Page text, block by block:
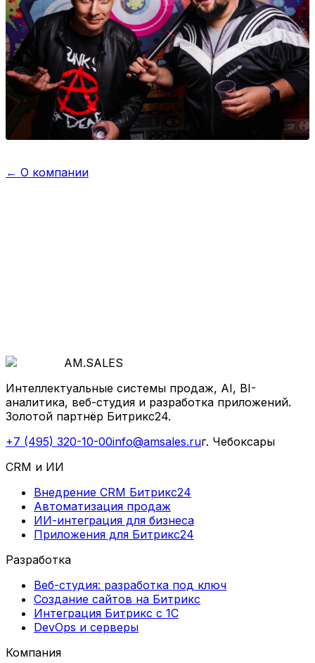
← О компании
AM.SALES
Интеллектуальные системы продаж, AI, BI-
аналитика, веб-студия и разработка приложений.
Золотой партнёр Битрикс24.
+7 (495) 320-10-00info@amsales.ruг. Чебоксары
CRM и ИИ
Внедрение CRM Битрикс24
Автоматизация продаж
ИИ-интеграция для бизнеса
Приложения для Битрикс24
Разработка
Веб-студия: разработка под ключ
Создание сайтов на Битрикс
Интеграция Битрикс с 1С
DevOps и серверы
Компания